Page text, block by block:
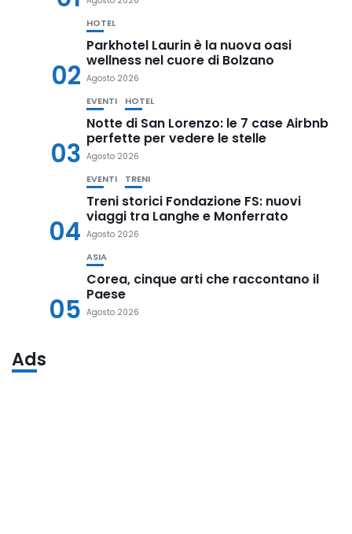
02
HOTEL
Parkhotel Laurin è la nuova oasi
wellness nel cuore di Bolzano
Agosto 2026
03
EVENTI HOTEL
Notte di San Lorenzo: le 7 case Airbnb
perfette per vedere le stelle
Agosto 2026
04
EVENTI TRENI
Treni storici Fondazione FS: nuovi
viaggi tra Langhe e Monferrato
Agosto 2026
05
ASIA
Corea, cinque arti che raccontano il
Paese
Agosto 2026
Ads